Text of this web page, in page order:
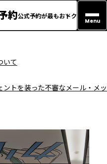
約公式予約が最もおトク
Menu
いて
トを装った不審なメール・メッ